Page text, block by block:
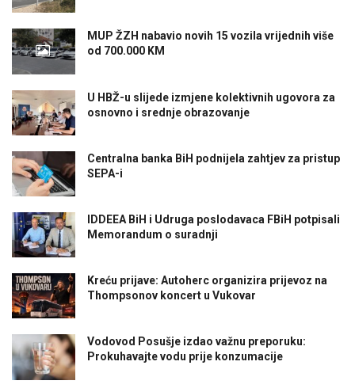
MUP ŽZH nabavio novih 15 vozila vrijednih više
od 700.000 KM
U HBŽ-u slijede izmjene kolektivnih ugovora za
osnovno i srednje obrazovanje
Centralna banka BiH podnijela zahtjev za pristup
SEPA-i
IDDEEA BiH i Udruga poslodavaca FBiH potpisali
Memorandum o suradnji
Kreću prijave: Autoherc organizira prijevoz na
Thompsonov koncert u Vukovar
Vodovod Posušje izdao važnu preporuku:
Prokuhavajte vodu prije konzumacije